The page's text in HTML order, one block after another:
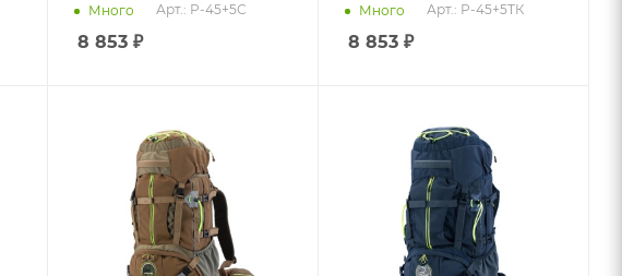
Много Арт.: Р-45+5С
8 853₽
Много Арт.: Р-45+5ТК
8 853₽